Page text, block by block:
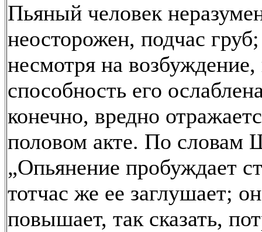
Пьяный человек
неосторожен, подчас
несмотря на возбуждение,
способность его
конечно, вредно
половом акте. По словам
„Опьянение пробуждает
тотчас же ее заглушает;
повышает, так сказать,